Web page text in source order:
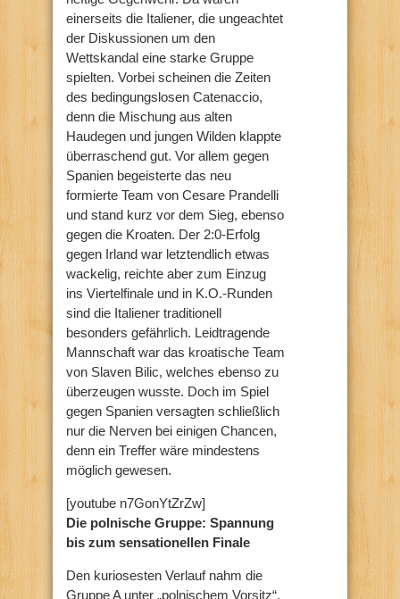
einerseits die Italiener, die ungeachtet
der Diskussionen um den
Wettskandal eine starke Gruppe
spielten. Vorbei scheinen die Zeiten
des bedingungslosen Catenaccio,
denn die Mischung aus alten
Haudegen und jungen Wilden klappte
überraschend gut. Vor allem gegen
Spanien begeisterte das neu
formierte Team von Cesare Prandelli
und stand kurz vor dem Sieg, ebenso
gegen die Kroaten. Der 2:0-Erfolg
gegen Irland war letztendlich etwas
wackelig, reichte aber zum Einzug
ins Viertelfinale und in K.O.-Runden
sind die Italiener traditionell
besonders gefährlich. Leidtragende
Mannschaft war das kroatische Team
von Slaven Bilic, welches ebenso zu
überzeugen wusste. Doch im Spiel
gegen Spanien versagten schließlich
nur die Nerven bei einigen Chancen,
denn ein Treffer wäre mindestens
möglich gewesen.
[youtube n7GonYtZrZw]
Die polnische Gruppe: Spannung
bis zum sensationellen Finale
Den kuriosesten Verlauf nahm die
Gruppe A unter „polnischem Vorsitz“.